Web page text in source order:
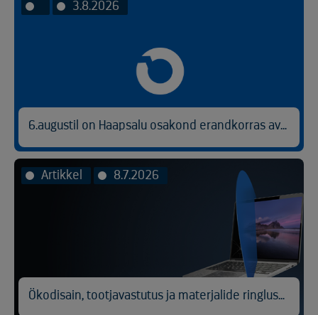
3.8.2026
6.augustil on Haapsalu osakond erandkorras avatud kl 9.00-14.30.
Artikkel 8.7.2026